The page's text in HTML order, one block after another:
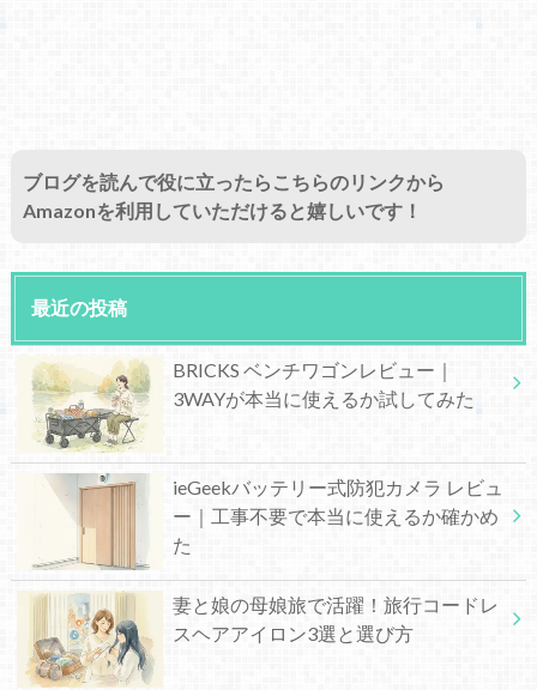
ブログを読んで役に立ったらこちらのリンクから
Amazonを利用していただけると嬉しいです！
最近の投稿
BRICKS ベンチワゴンレビュー｜
3WAYが本当に使えるか試してみた
ieGeekバッテリー式防犯カメラ レビュ
ー｜工事不要で本当に使えるか確かめ
た
妻と娘の母娘旅で活躍！旅行コードレ
スヘアアイロン3選と選び方